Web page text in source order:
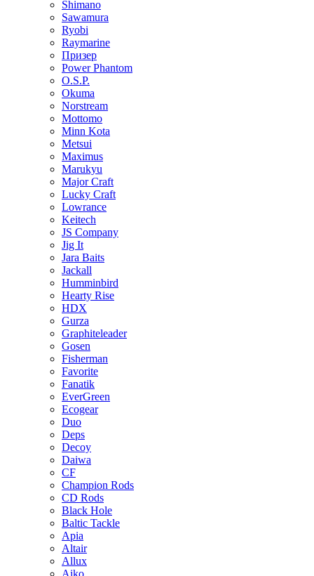
Shimano
Sawamura
Ryobi
Raymarine
Призер
Power Phantom
O.S.P.
Okuma
Norstream
Mottomo
Minn Kota
Metsui
Maximus
Marukyu
Major Craft
Lucky Craft
Lowrance
Keitech
JS Company
Jig It
Jara Baits
Jackall
Humminbird
Hearty Rise
HDX
Gurza
Graphiteleader
Gosen
Fisherman
Favorite
Fanatik
EverGreen
Ecogear
Duo
Deps
Decoy
Daiwa
CF
Champion Rods
CD Rods
Black Hole
Baltic Tackle
Apia
Altair
Allux
Aiko